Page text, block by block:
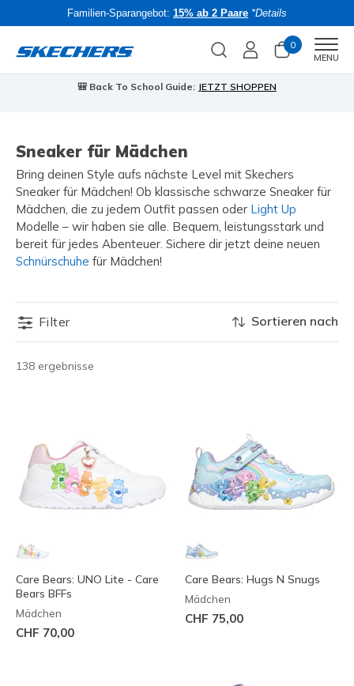
Familien-Sparangebot: 15% ab 2 Paare *Details
0
MENU
🎒 Back To School Guide: JETZT SHOPPEN
Sneaker für Mädchen
Bring deinen Style aufs nächste Level mit Skechers
Sneaker für Mädchen! Ob klassische schwarze Sneaker für
Mädchen, die zu jedem Outfit passen oder Light Up
Modelle – wir haben sie alle. Bequem, leistungsstark und
bereit für jedes Abenteuer. Sichere dir jetzt deine neuen
Schnürschuhe für Mädchen!
Filter
138 ergebnisse
Sortieren nach
Care Bears: UNO Lite - Care
Bears BFFs
Mädchen
CHF 70,00
Care Bears: Hugs N Snugs
Mädchen
CHF 75,00